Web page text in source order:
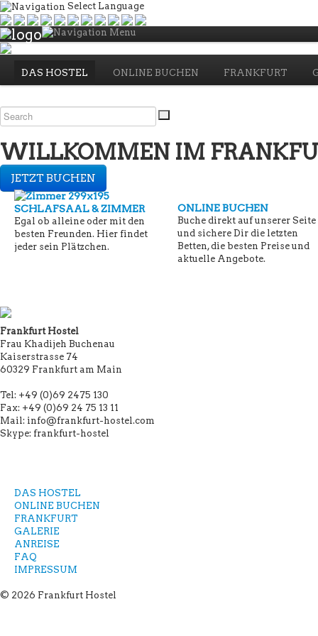
Select Language
Menu
DAS HOSTEL ONLINE BUCHEN FRANKFURT
WILLKOMMEN IM
JETZT BUCHEN
SCHLAFSAAL & ZIMMER
Egal ob alleine oder mit den
besten Freunden. Hier findet
jeder sein Plätzchen.
ONLINE BUCHEN
Buche direkt auf unserer Seite
und sichere Dir die letzten
Betten, die besten Preise und
aktuelle Angebote.
Frankfurt Hostel
Frau Khadijeh Buchenau
Kaiserstrasse 74
60329 Frankfurt am Main
Tel: +49 (0)69 2475 130
Fax: +49 (0)69 24 75 13 11
Mail: info@frankfurt-hostel.com
Skype: frankfurt-hostel
DAS HOSTEL
ONLINE BUCHEN
FRANKFURT
GALERIE
ANREISE
FAQ
IMPRESSUM
© 2026 Frankfurt Hostel